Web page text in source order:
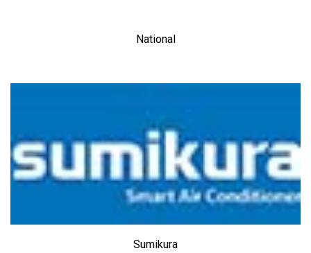
National
Sumikura